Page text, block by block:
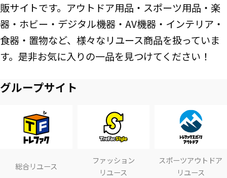
販サイトです。アウトドア用品・スポーツ用品・楽
器・ホビー・デジタル機器・AV機器・インテリア・
食器・置物など、様々なリユース商品を扱っていま
す。是非お気に入りの一品を見つけてください！
グループサイト
総合リユース
ファッション
リユース
スポーツアウトドア
リユース